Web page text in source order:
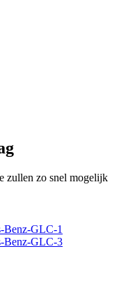
zullen zo snel mogelijk